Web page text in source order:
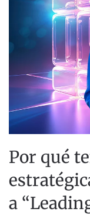
Por qué
a